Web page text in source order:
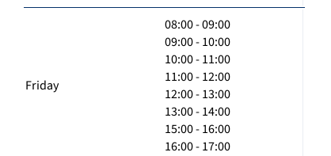
Friday
08:00 - 09:00
09:00 - 10:00
10:00 - 11:00
11:00 - 12:00
12:00 - 13:00
13:00 - 14:00
15:00 - 16:00
16:00 - 17:00